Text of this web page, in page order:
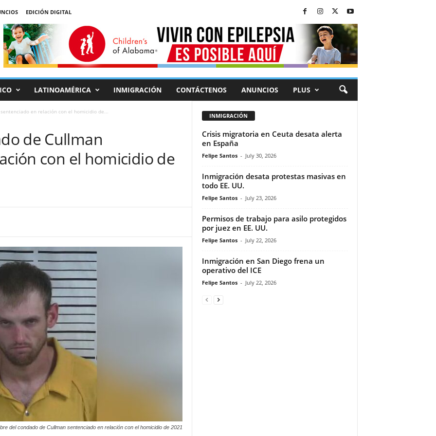
EDICIÓN DIGITAL
LATINOAMÉRICA INMIGRACIÓN CONTÁCTENOS ANUNCIOS PLUS
en relación con el homicidio de...
de Cullman
con el homicidio de
del condado de Cullman sentenciado en relación con el homicidio de 2021
INMIGRACIÓN
Crisis migratoria en Ceuta desata alerta
en España
Felipe Santos - July 30, 2026
Inmigración desata protestas masivas en
todo EE. UU.
Felipe Santos - July 23, 2026
Permisos de trabajo para asilo protegidos
por juez en EE. UU.
Felipe Santos - July 22, 2026
Inmigración en San Diego frena un
operativo del ICE
Felipe Santos - July 22, 2026